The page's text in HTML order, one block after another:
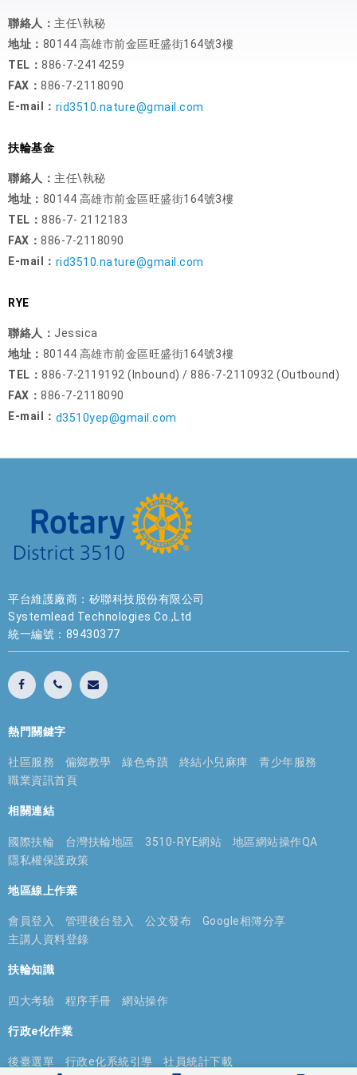
聯絡人： 主任\執秘
地址： 80144 高雄市前金區旺盛街164號3樓
TEL： 886-7-2414259
FAX： 886-7-2118090
E-mail： rid3510.nature@gmail.com
扶輪基金
聯絡人： 主任\執秘
地址： 80144 高雄市前金區旺盛街164號3樓
TEL： 886-7- 2112183
FAX： 886-7-2118090
E-mail： rid3510.nature@gmail.com
RYE
聯絡人： Jessica
地址： 80144 高雄市前金區旺盛街164號3樓
TEL： 886-7-2119192 (Inbound) / 886-7-2110932 (Outbound)
FAX： 886-7-2118090
E-mail： d3510yep@gmail.com
平台維護廠商：矽聯科技股份有限公司
Systemlead Technologies Co.,Ltd
統一編號：89430377
熱門關鍵字
社區服務 偏鄉教學 綠色奇蹟 終結小兒麻痺
青少年服務
職業資訊首頁
相關連結
國際扶輪 台灣扶輪地區 3510-RYE網站
地區網站操作QA
隱私權保護政策
地區線上作業
會員登入 管理後台登入 公文發布
Google相簿分享
主講人資料登錄
扶輪知識
四大考驗 程序手冊 網站操作
行政e化作業
後臺選單 行政e化系統引導 社員統計下載